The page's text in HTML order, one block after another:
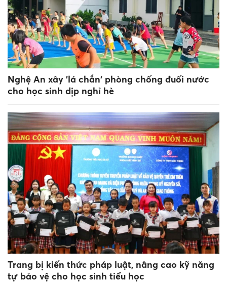
Nghệ An xây 'lá chắn' phòng chống đuối nước
cho học sinh dịp nghỉ hè
Trang bị kiến thức pháp luật, nâng cao kỹ năng
tự bảo vệ cho học sinh tiểu học